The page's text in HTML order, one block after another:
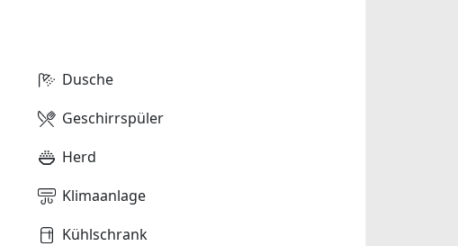
Dusche
Geschirrspüler
Herd
Klimaanlage
Kühlschrank